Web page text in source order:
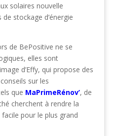
solaires nouvelle
stockage d’énergie
de BePositive ne se
elles sont
d’Effy, qui propose des
sur les
que MaPrimeRénov’, de
cherchent à rendre la
pour le plus grand